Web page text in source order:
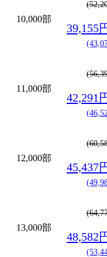
10,000部
39,155
11,000部
42,291
12,000部
45,437
13,000部
48,582